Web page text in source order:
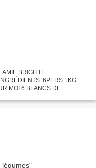
BRIGITTE
6PERS 1KG
MOI 6 BLANCS DE